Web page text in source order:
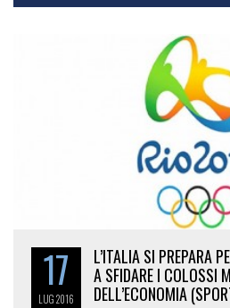
17
LUG2016
L’ITALIA SI PREPARA
A SFIDARE I COLOSSI
DELL’ECONOMIA